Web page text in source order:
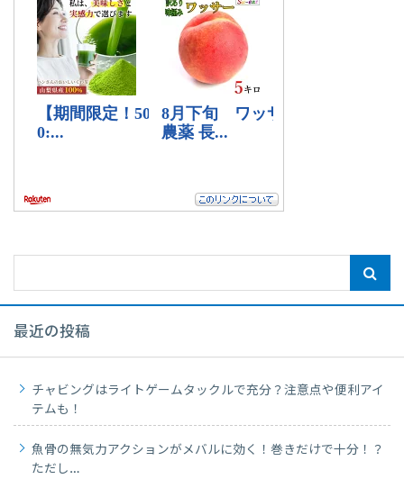
最近の投稿
チャビングはライトゲームタックルで充分？注意点や便利アイ
テムも！
魚骨の無気力アクションがメバルに効く！巻きだけで十分！？
ただし…